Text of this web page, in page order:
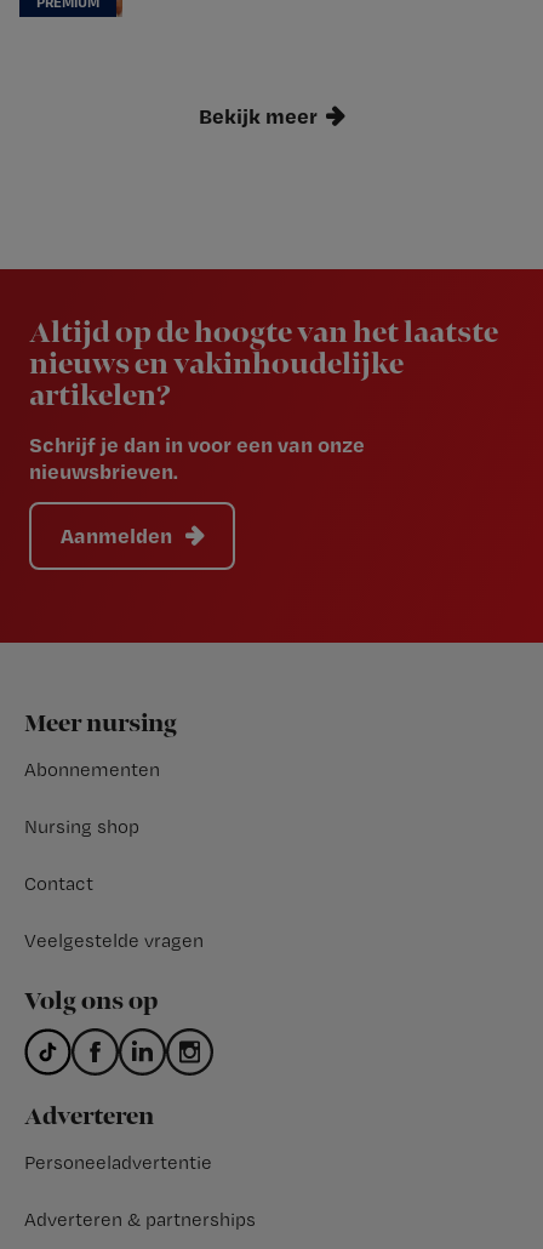
Bekijk meer
Altijd op de hoogte van het laatste
nieuws en vakinhoudelijke
artikelen?
Schrijf je dan in voor een van onze
nieuwsbrieven.
Aanmelden
Footer
Meer nursing
Abonnementen
Nursing shop
Contact
Veelgestelde vragen
Volg ons op
Adverteren
Personeeladvertentie
Adverteren & partnerships